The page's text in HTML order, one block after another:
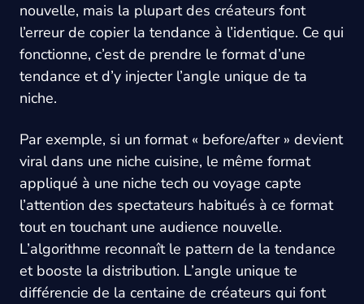
nouvelle, mais la plupart des créateurs font
l’erreur de copier la tendance à l’identique. Ce qui
fonctionne, c’est de prendre le format d’une
tendance et d’y injecter l’angle unique de ta
niche.
Par exemple, si un format « before/after » devient
viral dans une niche cuisine, le même format
appliqué à une niche tech ou voyage capte
l’attention des spectateurs habitués à ce format
tout en touchant une audience nouvelle.
L’algorithme reconnaît le pattern de la tendance
et booste la distribution. L’angle unique te
différencie de la centaine de créateurs qui font